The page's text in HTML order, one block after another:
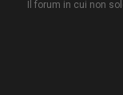
Il forum in cui non